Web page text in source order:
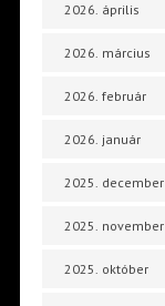
2026. április
2026. március
2026. február
2026. január
2025. december
2025. november
2025. október